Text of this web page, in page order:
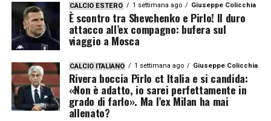
CALCIO ESTERO 1 settimana ago Giuseppe Colicchia
È scontro tra Shevchenko e Pirlo! Il duro
attacco all’ex compagno: bufera sul
viaggio a Mosca
CALCIO ITALIANO 1 settimana ago Giuseppe Colicchia
Rivera boccia Pirlo ct Italia e si candida:
«Non è adatto, io sarei perfettamente in
grado di farlo». Ma l’ex Milan ha mai
allenato?